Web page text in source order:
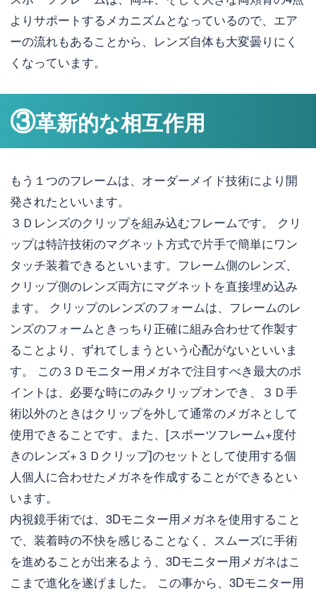
よりサポートするメカニズムとなっているので、エア
ーの流れもあることから、レンズ自体も大変曇りにく
くなっています。
③革新的な相互作用
もう１つのフレームは、オーダーメイド技術により開
発されたといいます。
３Ｄレンズのクリップを組み込むフレームです。 クリ
ップは特許技術のマグネット方式で片手で簡単にワン
タッチ装着できるといいます。フレーム側のレンズ、
クリップ側のレンズ両方にマグネットを直接埋め込み
ます。 クリップのレンズのフォームは、フレームのレ
ンズのフォームときっちり正確に組み合わせて作製す
ることより、ずれてしまうという心配がないといいま
す。 この３Ｄモニター用メガネで注目すべき最大のポ
イントは、必要な時にのみクリップオンでき、３Ｄ手
術以外のときはクリップを外して通常のメガネとして
使用できることです。また、[スポーツフレーム+度付
きのレンズ+３Ｄクリップ]のセットとして使用する個
人個人に合わせたメガネを作成することができるとい
います。
内視鏡手術では、3Dモニター用メガネを使用すること
で、装着時の不快を感じることなく、スムーズに手術
を進めることが出来るよう、3Dモニター用メガネはこ
こまで進化を遂げました。 この事から、3Dモニター用